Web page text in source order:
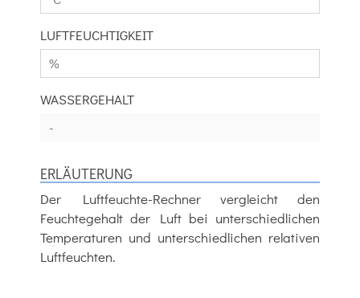
LUFTFEUCHTIGKEIT
WASSERGEHALT
ERLÄUTERUNG
Der Luftfeuchte-Rechner vergleicht den
Feuchtegehalt der Luft bei unterschiedlichen
Temperaturen und unterschiedlichen relativen
Luftfeuchten.